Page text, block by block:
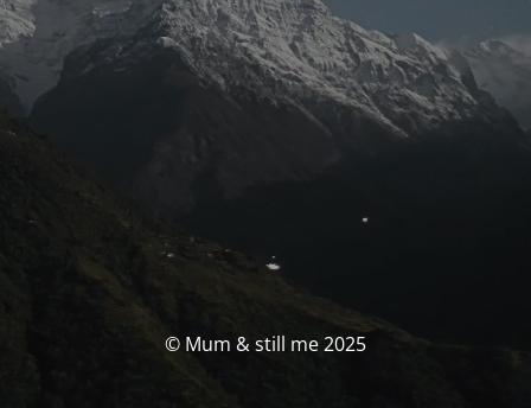
© Mum & still me 2025